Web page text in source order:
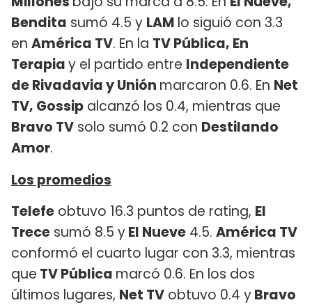
Bendita sumó 4.5 y LAM lo siguió con 3.3
en América TV. En la TV Pública, En
Terapiay el partido entre Independiente
de Rivadavia y Unión marcaron 0.6. En Net
TV, Gossip alcanzó los 0.4, mientras que
Bravo TV solo sumó 0.2 con Destilando
Amor.
Los promedios
Telefe obtuvo 16.3 puntos de rating, El
Trece sumó 8.5 yEl Nueve 4.5. América TV
conformó el cuarto lugar con 3.3, mientras
que TV Pública marcó 0.6. En los dos
últimos lugares, Net TV obtuvo 0.4 yBravo